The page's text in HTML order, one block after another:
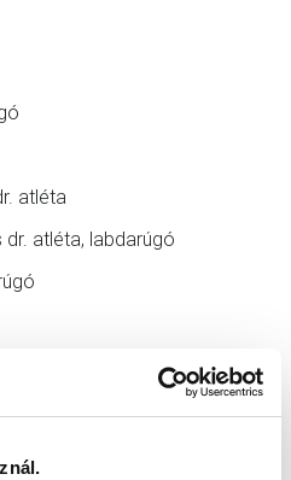
atléta
atléta, labdarúgó
választmányi tag